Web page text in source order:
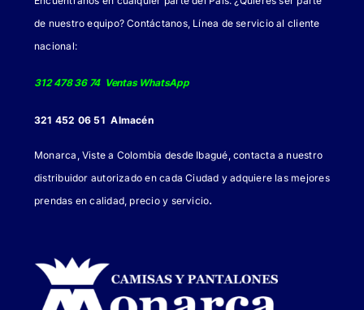
de nuestro equipo? Contáctanos, Línea de servicio al cliente
nacional:
312 478 36 74 Ventas WhatsApp
321 452 06 51 Almacén
Monarca, Viste a Colombia desde Ibagué, contacta a nuestro
distribuidor autorizado en cada Ciudad y adquiere las mejores
prendas en calidad, precio y servicio.